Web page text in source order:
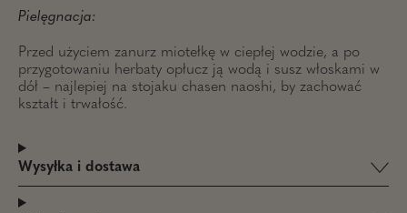
Pielęgnacja:
Przed użyciem zanurz miotełkę w ciepłej wodzie, a po
przygotowaniu herbaty opłucz ją wodą i susz włoskami w
dół – najlepiej na stojaku chasen naoshi, by zachować
kształt i trwałość.
Wysyłka i dostawa